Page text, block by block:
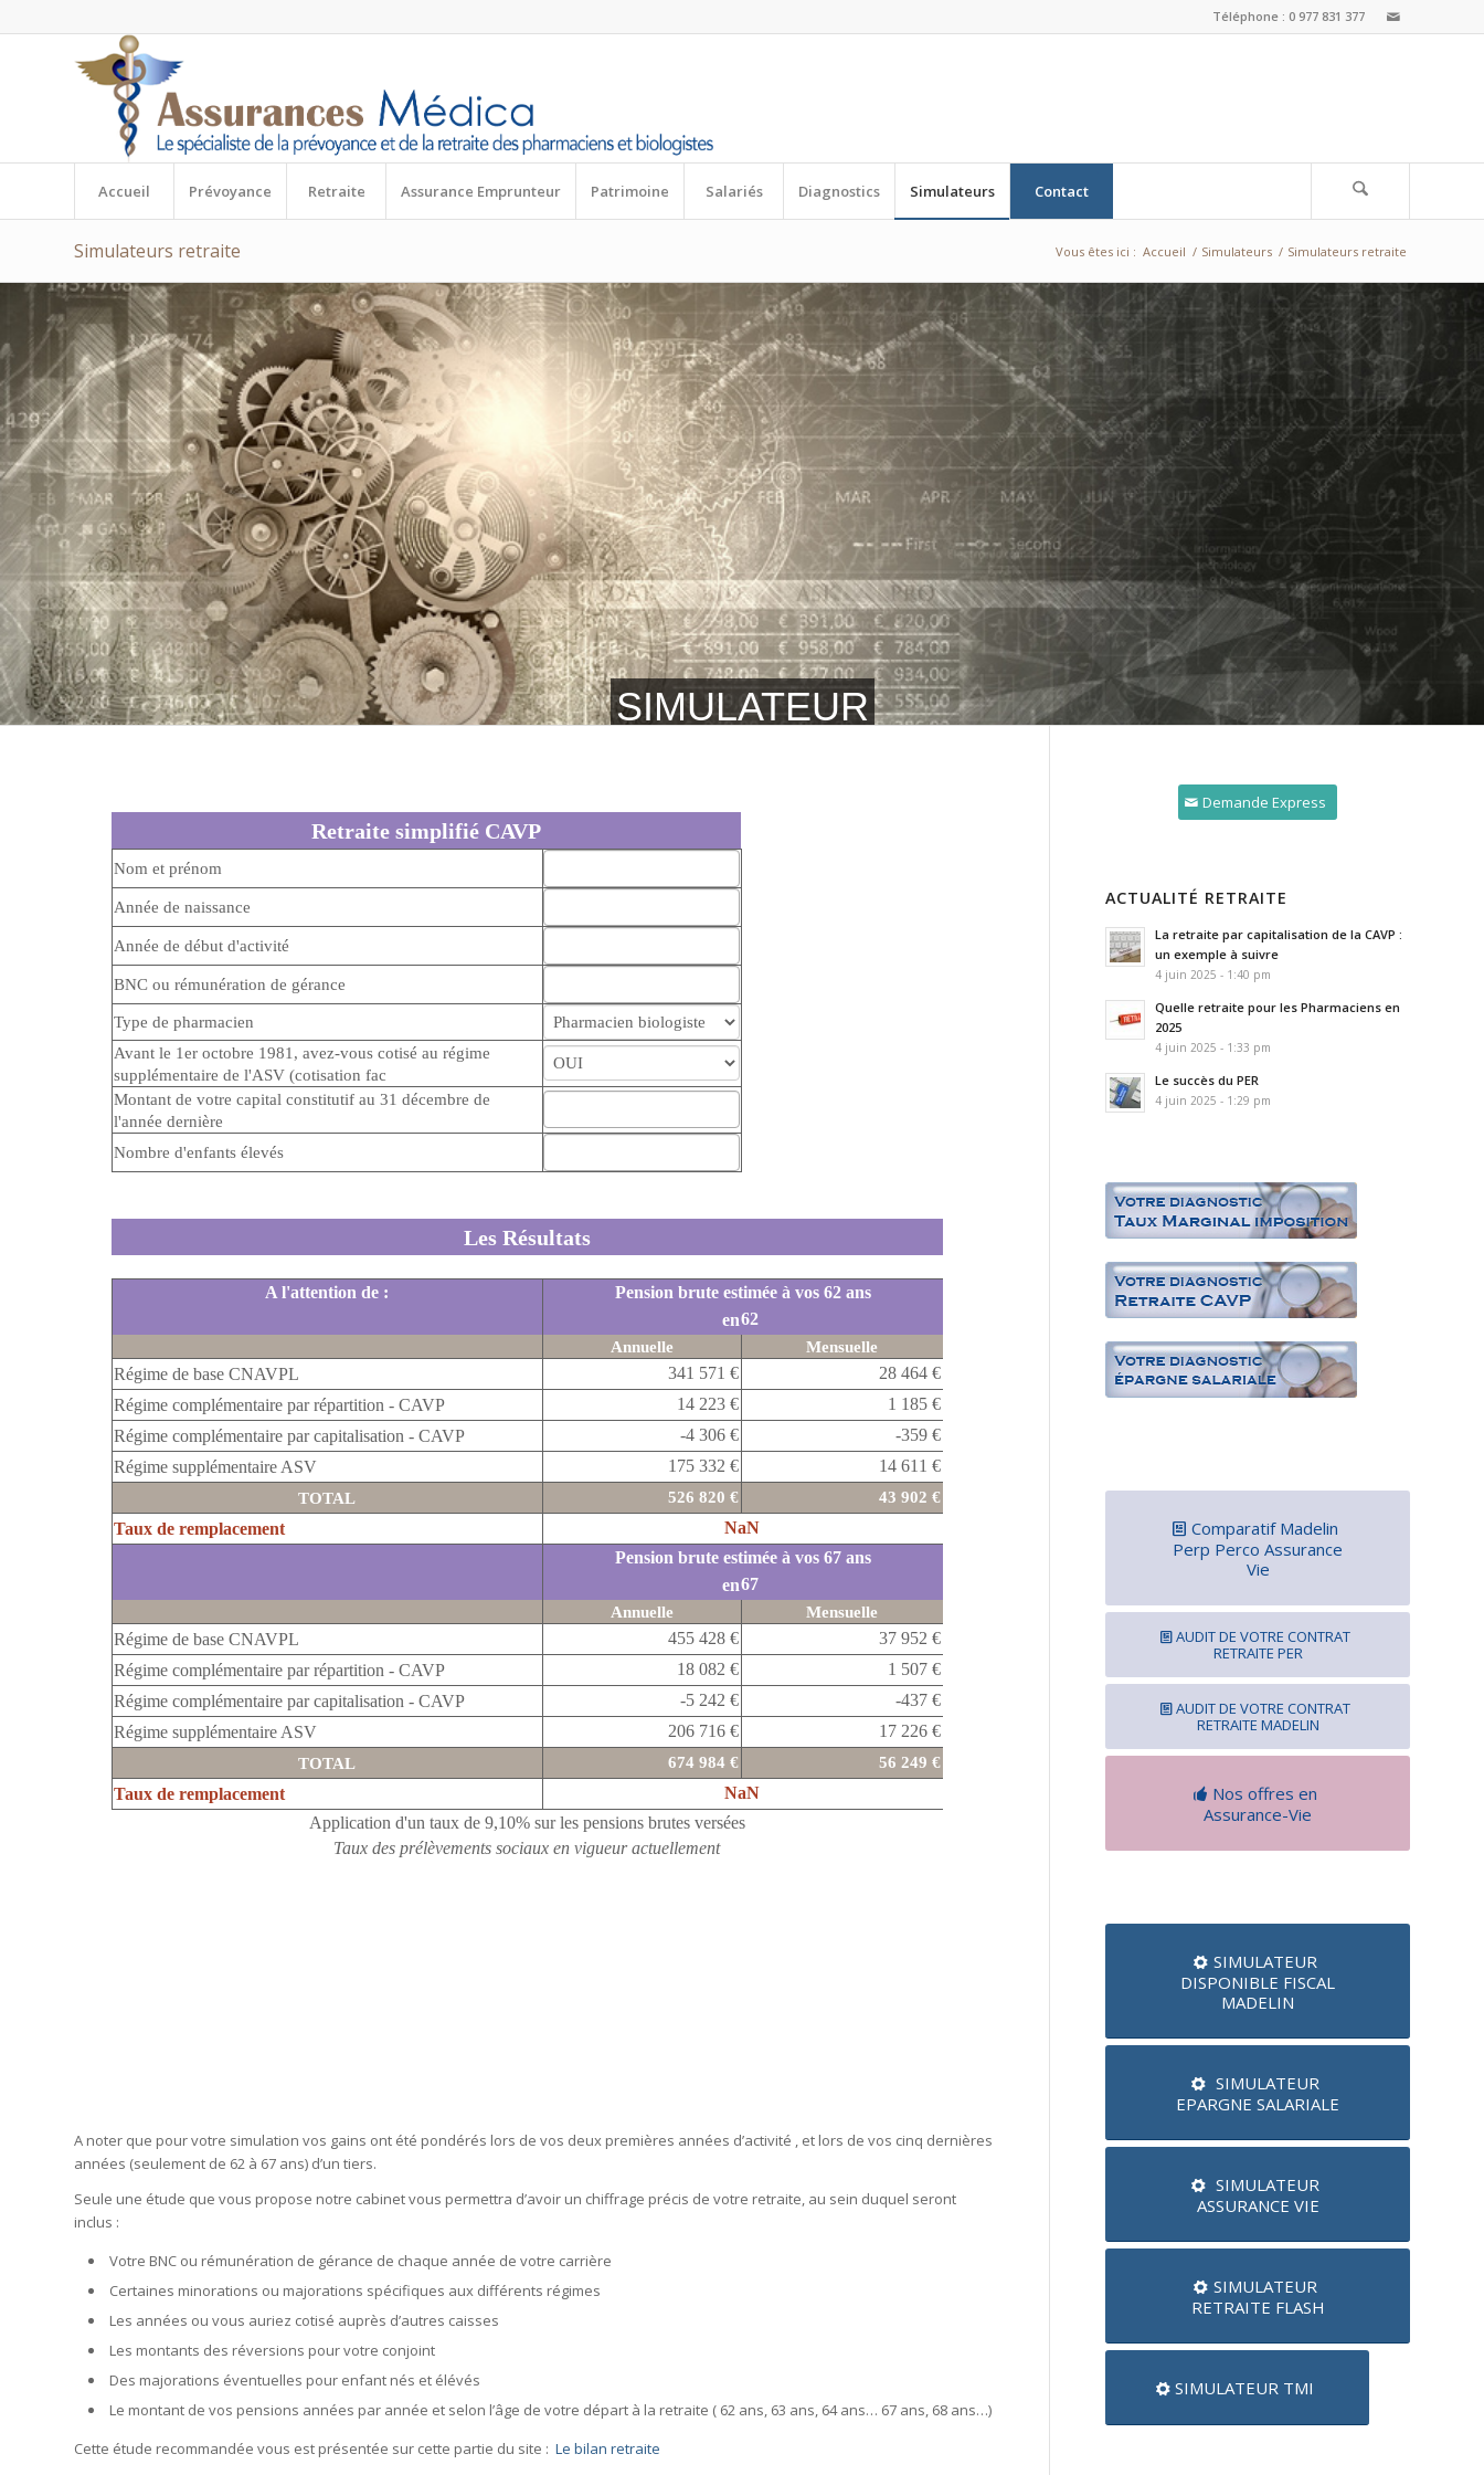
Téléphone : 0 977 831 377
Accueil Prévoyance Retraite Assurance Emprunteur Patrimoine Salariés Diagnostics Simulateurs Contact
Simulateurs retraite Vous êtes ici : Accueil / Simulateurs / Simulateurs retraite
SIMULATEUR
A noter que pour votre simulation vos gains ont été pondérés lors de vos deux premières années d’activité , et lors de vos cinq dernières
années (seulement de 62 à 67 ans) d’un tiers.
Seule une étude que vous propose notre cabinet vous permettra d’avoir un chiffrage précis de votre retraite, au sein duquel seront
inclus :
Votre BNC ou rémunération de gérance de chaque année de votre carrière
Certaines minorations ou majorations spécifiques aux différents régimes
Les années ou vous auriez cotisé auprès d’autres caisses
Les montants des réversions pour votre conjoint
Des majorations éventuelles pour enfant nés et élévés
Le montant de vos pensions années par année et selon l’âge de votre départ à la retraite ( 62 ans, 63 ans, 64 ans… 67 ans, 68 ans…)
Cette étude recommandée vous est présentée sur cette partie du site : Le bilan retraite
Demande Express
ACTUALITÉ RETRAITE
La retraite par capitalisation de la CAVP :
un exemple à suivre
4 juin 2025 - 1:40 pm
Quelle retraite pour les Pharmaciens en
2025
4 juin 2025 - 1:33 pm
Le succès du PER
4 juin 2025 - 1:29 pm
Comparatif Madelin
Perp Perco Assurance
Vie
AUDIT DE VOTRE CONTRAT
RETRAITE PER
AUDIT DE VOTRE CONTRAT
RETRAITE MADELIN
Nos offres en
Assurance-Vie
SIMULATEUR
DISPONIBLE FISCAL
MADELIN
SIMULATEUR
EPARGNE SALARIALE
SIMULATEUR
ASSURANCE VIE
SIMULATEUR
RETRAITE FLASH
SIMULATEUR TMI